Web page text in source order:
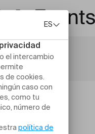
poète, farceur